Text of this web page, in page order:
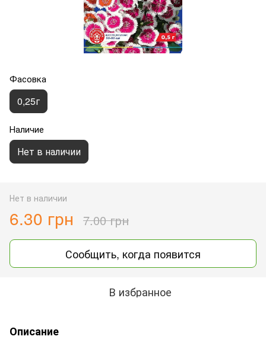
Фасовка
0,25г
Наличие
Нет в наличии
Нет в наличии
6.30 грн 7.00 грн
Сообщить, когда появится
В избранное
Описание